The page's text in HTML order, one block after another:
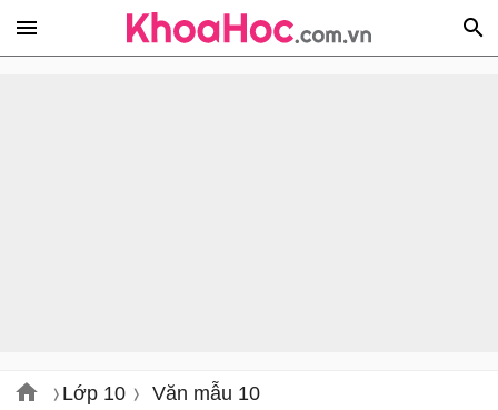
Lớp 10 Văn mẫu 10